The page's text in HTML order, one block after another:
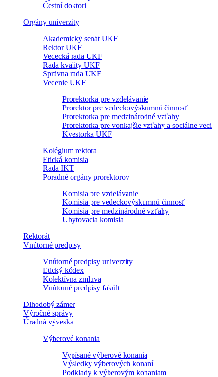
Čestní doktori
Orgány univerzity
Akademický senát UKF
Rektor UKF
Vedecká rada UKF
Rada kvality UKF
Správna rada UKF
Vedenie UKF
Prorektorka pre vzdelávanie
Prorektor pre vedeckovýskumnú činnosť
Prorektorka pre medzinárodné vzťahy
Prorektorka pre vonkajšie vzťahy a sociálne veci
Kvestorka UKF
Kolégium rektora
Etická komisia
Rada IKT
Poradné orgány prorektorov
Komisia pre vzdelávanie
Komisia pre vedeckovýskumnú činnosť
Komisia pre medzinárodné vzťahy
Ubytovacia komisia
Rektorát
Vnútorné predpisy
Vnútorné predpisy univerzity
Etický kódex
Kolektívna zmluva
Vnútorné predpisy fakúlt
Dlhodobý zámer
Výročné správy
Úradná výveska
Výberové konania
Vypísané výberové konania
Výsledky výberových konaní
Podklady k výberovým konaniam